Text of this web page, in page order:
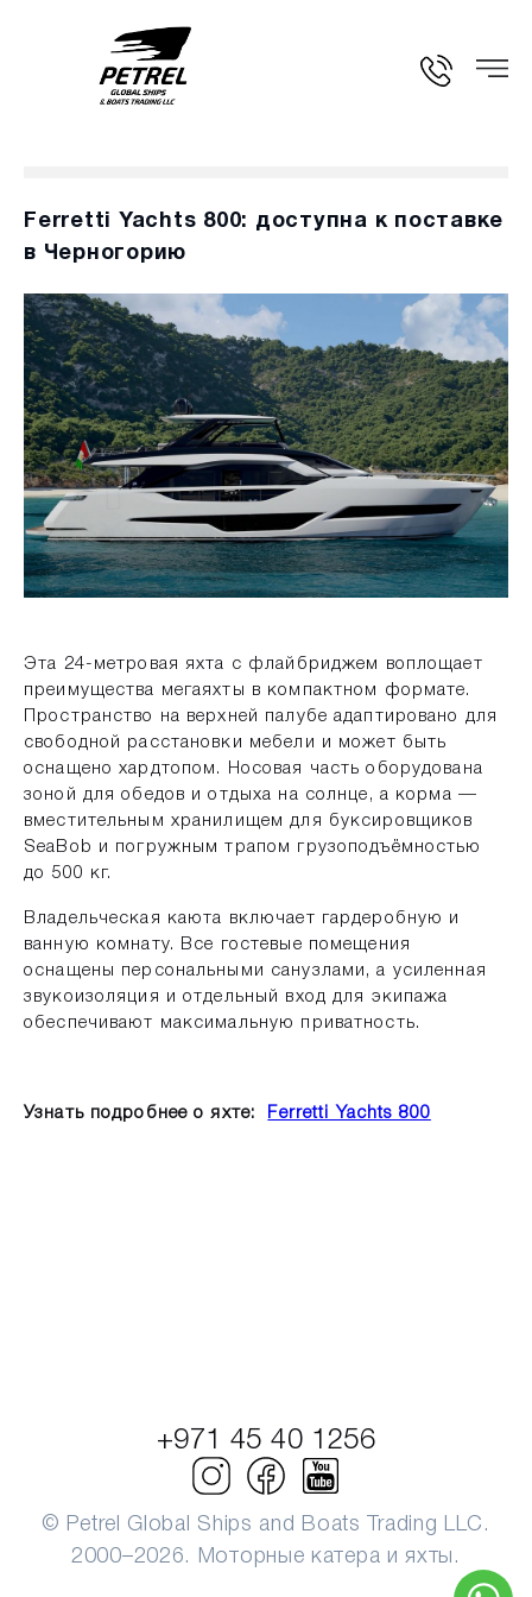
Ferretti Yachts 800: доступна к поставке
в Черногорию
Эта 24-метровая яхта с флайбриджем воплощает
преимущества мегаяхты в компактном формате.
Пространство на верхней палубе адаптировано для
свободной расстановки мебели и может быть
оснащено хардтопом. Носовая часть оборудована
зоной для обедов и отдыха на солнце, а корма —
вместительным хранилищем для буксировщиков
SeaBob и погружным трапом грузоподъёмностью
до 500 кг.
Владельческая каюта включает гардеробную и
ванную комнату. Все гостевые помещения
оснащены персональными санузлами, а усиленная
звукоизоляция и отдельный вход для экипажа
обеспечивают максимальную приватность.
Узнать подробнее о яхте: Ferretti Yachts 800
© Petrel Global Ships and Boats Trading LLC.
2000–2026. Моторные катера и яхты.
+971 45 40 1256